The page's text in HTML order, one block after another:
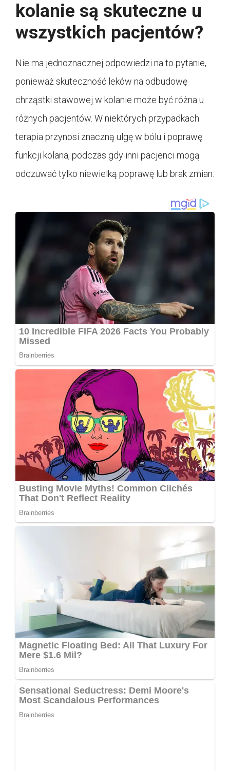
kolanie są skuteczne u
wszystkich pacjentów?
Nie ma jednoznacznej odpowiedzi na to pytanie,
ponieważ skuteczność leków na odbudowę
chrząstki stawowej w kolanie może być różna u
różnych pacjentów. W niektórych przypadkach
terapia przynosi znaczną ulgę w bólu i poprawę
funkcji kolana, podczas gdy inni pacjenci mogą
odczuwać tylko niewielką poprawę lub brak zmian.